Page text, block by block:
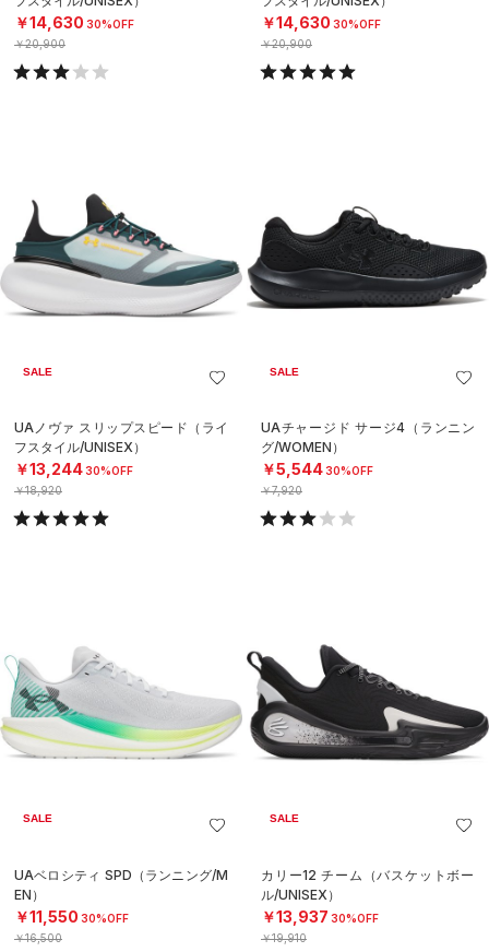
￥14,630 30%OFF
￥20,900
￥14,630 30%OFF
￥20,900
SALE
UAノヴァ スリップスピード（ライ
フスタイル/UNISEX）
￥13,24430%OFF
￥18,920
SALE
UAチャージド サージ4（ランニン
グ/WOMEN）
￥5,54430%OFF
￥7,920
SALE
UAベロシティ SPD（ランニング/M
EN）
￥11,550 30%OFF
￥16,500
SALE
カリー12 チーム（バスケットボー
ル/UNISEX）
￥13,937 30%OFF
￥19,910